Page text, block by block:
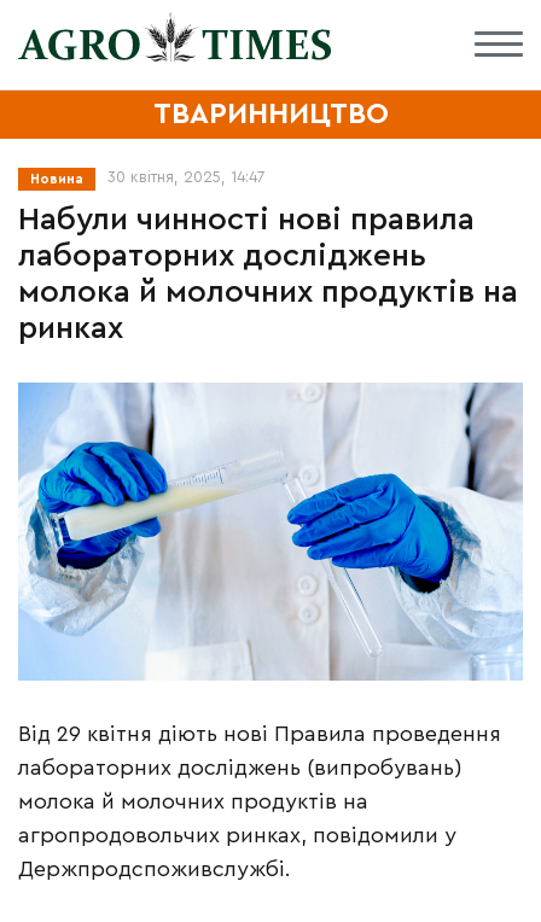
ТВАРИННИЦТВО
Новина 30 квітня, 2025, 14:47
Набули чинності нові правила
лабораторних досліджень
молока й молочних продуктів на
ринках
Від 29 квітня діють нові Правила проведення
лабораторних досліджень (випробувань)
молока й молочних продуктів на
агропродовольчих ринках, повідомили у
Держпродспоживслужбі.